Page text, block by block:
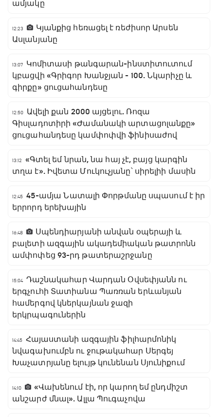
ամյակը
12:23
Կյանքից հեռացել է ռեժիսոր Արսեն
Ասլանյանը
13:07
Կոմիտասի թանգարան-ինստիտուտում
կբացվի «Գրիգոր Խանջյան - 100. Նկարիչը և
գիրքը» ցուցահանդեսը
12:50
Ավելի քան 2000 այցելու. Ռոզա
Գիսլադոտիրի «Ժամանակի արտացոլանքը»
ցուցահանդեսը կամփոփվի ֆինիսաժով
13:12
«Գտել եմ նրան, նա հայ չէ, բայց կարգին
տղա է». Իվետա Մուկուչյանը՝ սիրելիի մասին
12:45 45-ամյա Նատալի Փորթմանը սպասում է իր
երրորդ երեխային
16:48
Սպենդիարյանի անվան օպերայի և
բալետի ազգային ակադեմիական թատրոնն
ամփոփեց 93-րդ թատերաշրջանը
15:04 Դաշնակահար Վարդան Օվսեփյանն ու
երգչուհի Տատիանա Պառռան երևանյան
համերգով կներկայնան ջազի
երկրպագուներին
14:45 Հայաստանի ազգային ֆիլհարմոնիկ
նվագախումբն ու ջութակահար Սերգեյ
Խաչատրյանը ելույթ կունենան Սյունիքում
14:10
«Վախենում էի, որ կարող եմ ընդմիշտ
անշարժ մնալ». Ալլա Պուգաչովա